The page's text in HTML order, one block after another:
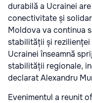
durabilă a Ucrainei
conectivitate și
Moldova va continua
stabilității și
Ucrainei înseamnă
stabilității regionale,
declarat Alexandru
Evenimentul a reunit